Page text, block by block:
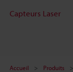
Capteurs Laser
Accueil Produits